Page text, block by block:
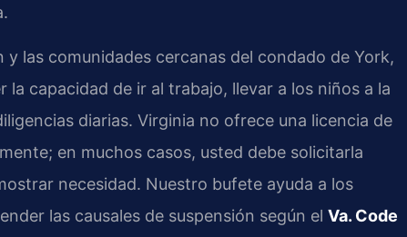
y las comunidades cercanas del condado de York,
la capacidad de ir al trabajo, llevar a los niños a la
diarias. Virginia no ofrece una licencia de
en muchos casos, usted debe solicitarla
necesidad. Nuestro bufete ayuda a los
las causales de suspensión según el Va. Code